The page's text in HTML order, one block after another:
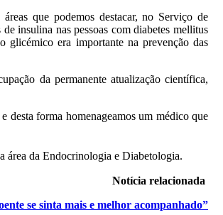
que podemos destacar, no Serviço de
insulina nas pessoas com diabetes mellitus
glicémico era importante na prevenção das
da permanente atualização científica,
forma homenageamos um médico que
área da Endocrinologia e Diabetologia.
Notícia relacionada
se sinta mais e melhor acompanhado”